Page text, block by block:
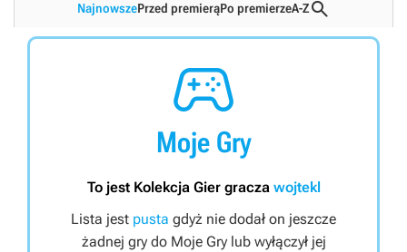
NajnowszePrzed premierąPo premierzeA-Z

Moje Gry
To jest Kolekcja Gier gracza wojtekl
Lista jest pusta gdyż nie dodał on jeszcze
żadnej gry do Moje Gry lub wyłączył jej